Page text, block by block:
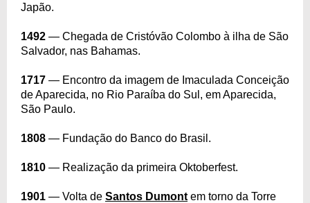
Japão.
1492 — Chegada de Cristóvão Colombo à ilha de São
Salvador, nas Bahamas.
1717 — Encontro da imagem de Imaculada Conceição
de Aparecida, no Rio Paraíba do Sul, em Aparecida,
São Paulo.
1808 — Fundação do Banco do Brasil.
1810 — Realização da primeira Oktoberfest.
1901 — Volta de Santos Dumont em torno da Torre